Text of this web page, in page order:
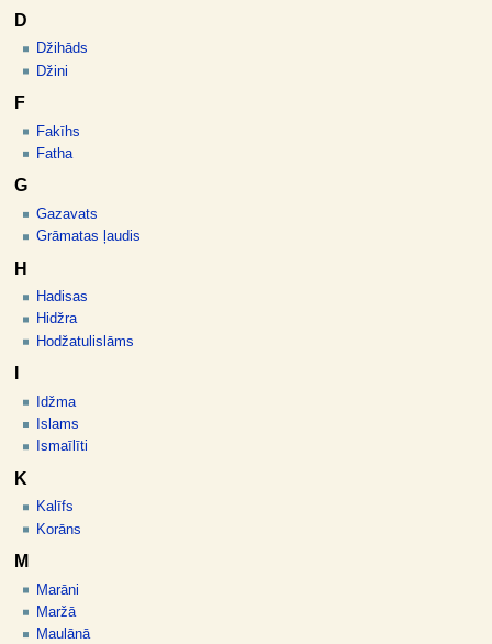
D
Džihāds
Džini
F
Fakīhs
Fatha
G
Gazavats
Grāmatas ļaudis
H
Hadisas
Hidžra
Hodžatulislāms
I
Idžma
Islams
Ismaīlīti
K
Kalīfs
Korāns
M
Marāni
Maržā
Maulānā